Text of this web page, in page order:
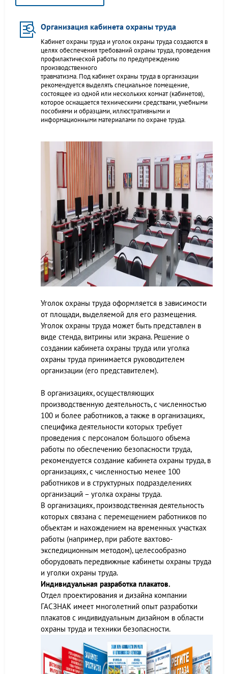
Организация кабинета охраны труда
Кабинет охраны труда и уголок охраны труда создаются в
целях обеспечения требований охраны труда, проведения
профилактической работы по предупреждению
производственного
травматизма. Под кабинет охраны труда в организации
рекомендуется выделять специальное помещение,
состоящее из одной или нескольких комнат (кабинетов),
которое оснащается техническими средствами, учебными
пособиями и образцами, иллюстративными и
информационными материалами по охране труда.
Уголок охраны труда оформляется в зависимости
от площади, выделяемой для его размещения.
Уголок охраны труда может быть представлен в
виде стенда, витрины или экрана. Решение о
создании кабинета охраны труда или уголка
охраны труда принимается руководителем
организации (его представителем).
В организациях, осуществляющих
производственную деятельность, с численностью
100 и более работников, а также в организациях,
специфика деятельности которых требует
проведения с персоналом большого объема
работы по обеспечению безопасности труда,
рекомендуется создание кабинета охраны труда, в
организациях, с численностью менее 100
работников и в структурных подразделениях
организаций – уголка охраны труда.
В организациях, производственная деятельность
которых связана с перемещением работников по
объектам и нахождением на временных участках
работы (например, при работе вахтово-
экспедиционным методом), целесообразно
оборудовать передвижные кабинеты охраны труда
и уголки охраны труда.
Индивидуальная разработка плакатов.
Отдел проектирования и дизайна компании
ГАСЗНАК имеет многолетний опыт разработки
плакатов с индивидуальным дизайном в области
охраны труда и техники безопасности.